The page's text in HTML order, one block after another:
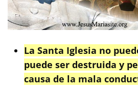
La Santa Iglesia no
puede ser destruida y
causa de la mala